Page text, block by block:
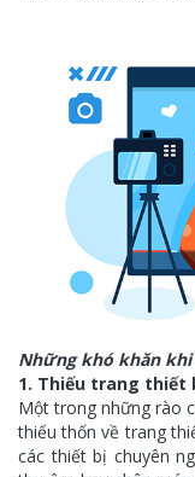
Những khó khăn
1. Thiếu trang thiết
Một trong những rào
thiếu thốn về trang
các thiết bị chuyên